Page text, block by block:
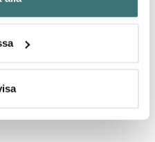
att aktivt skanna den för
uppgifter
ditt samtycke när som
och annonserna
av våra kunder